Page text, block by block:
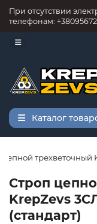
При отсутствии
телефонам:
Каталог
трехветочный
Строп
KrepZevs
(стандарт)